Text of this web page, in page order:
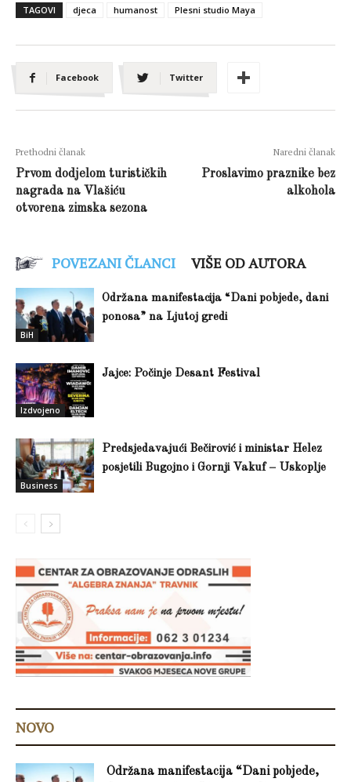
TAGOVI djeca humanost Plesni studio Maya
Facebook Twitter
Prethodni članak
Prvom dodjelom turističkih
nagrada na Vlašiću
otvorena zimska sezona
Naredni članak
Proslavimo praznike bez
alkohola
POVEZANI ČLANCI VIŠE OD AUTORA
BiH
Održana manifestacija “Dani pobjede, dani
ponosa” na Ljutoj gredi
Izdvojeno
Jajce: Počinje Desant Festival
Business
Predsjedavajući Bečirović i ministar Helez
posjetili Bugojno i Gornji Vakuf – Uskoplje
NOVO
Održana manifestacija “Dani pobjede,